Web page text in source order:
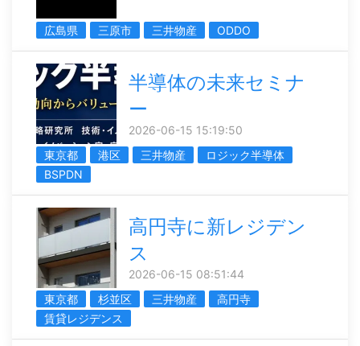
広島県 三原市 三井物産 ODDO
半導体の未来セミナ
ー
2026-06-15 15:19:50
東京都
港区 三井物産
ロジック半導体
BSPDN
高円寺に新レジデン
ス
2026-06-15 08:51:44
東京都
杉並区 三井物産
高円寺
賃貸レジデンス